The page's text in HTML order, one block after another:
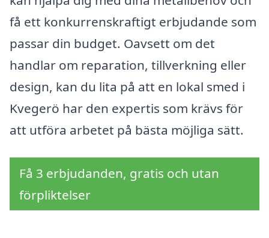
få ett konkurrenskraftigt erbjudande som
passar din budget. Oavsett om det
handlar om reparation, tillverkning eller
design, kan du lita på att en lokal smed i
Kvegerö har den expertis som krävs för
att utföra arbetet på bästa möjliga sätt.
Få 3 erbjudanden, gratis och utan
förpliktelser